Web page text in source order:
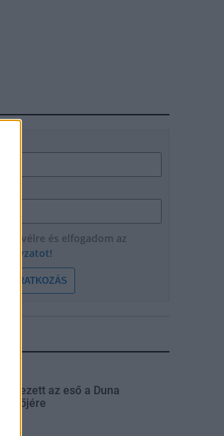
és elfogadom az
FELIRATKOZÁS
az eső a Duna